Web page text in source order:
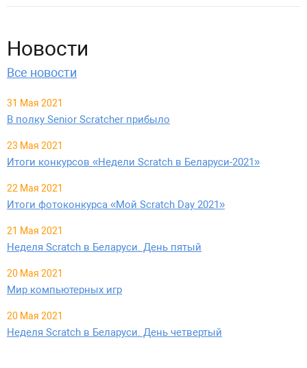
Новости
Все новости
31 Мая 2021
В полку Senior Scratcher прибыло
23 Мая 2021
Итоги конкурсов «Недели Scratch в Беларуси-2021»
22 Мая 2021
Итоги фотоконкурса «Мой Scratch Day 2021»
21 Мая 2021
Неделя Scratch в Беларуси. День пятый
20 Мая 2021
Мир компьютерных игр
20 Мая 2021
Неделя Scratch в Беларуси. День четвертый